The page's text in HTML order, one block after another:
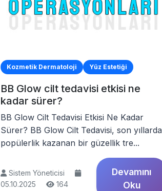
Kozmetik Dermatoloji Yüz Estetiği
BB Glow cilt tedavisi etkisi ne
kadar sürer?
BB Glow Cilt Tedavisi Etkisi Ne Kadar
Sürer? BB Glow Cilt Tedavisi, son yıllarda
popülerlik kazanan bir güzellik tre...
Sistem Yöneticisi
05.10.2025
164
Devamını
Oku